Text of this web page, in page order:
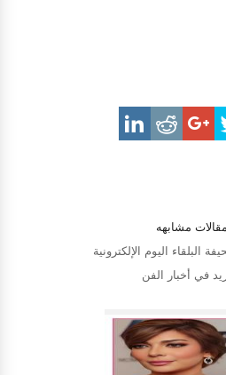
مقالات مشابهه
البلقاء اليوم الإلكترونية
في أخبار الفن